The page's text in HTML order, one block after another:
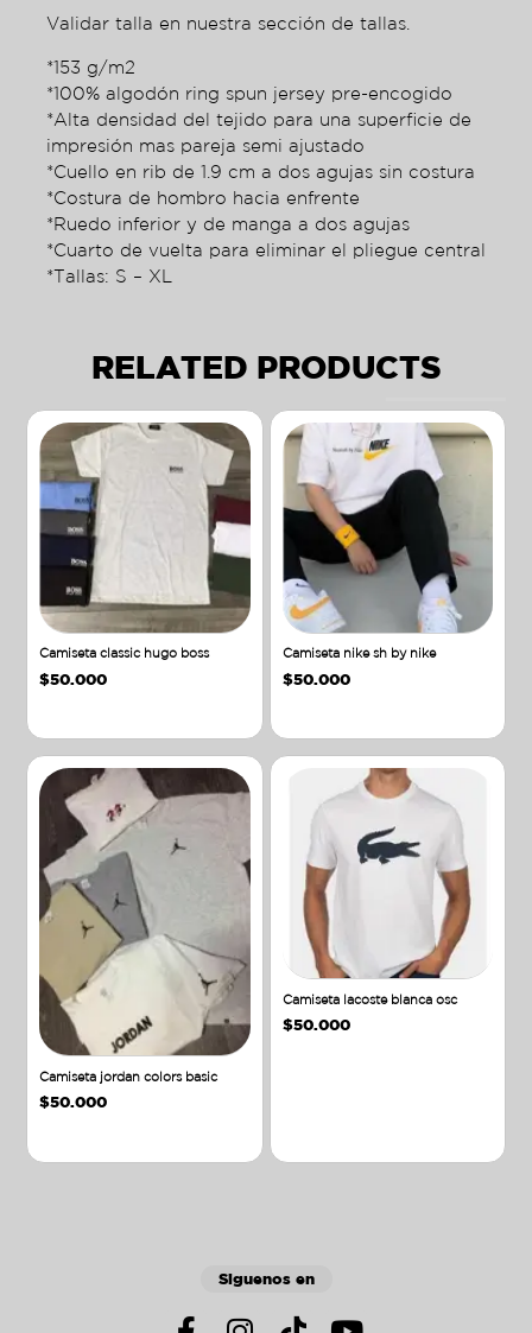
Validar talla en nuestra sección de tallas.
*153 g/m2
*100% algodón ring spun jersey pre-encogido
*Alta densidad del tejido para una superficie de
impresión mas pareja semi ajustado
*Cuello en rib de 1.9 cm a dos agujas sin costura
*Costura de hombro hacia enfrente
*Ruedo inferior y de manga a dos agujas
*Cuarto de vuelta para eliminar el pliegue central
*Tallas: S – XL
RELATED PRODUCTS
Camiseta classic hugo boss
$50.000
Camiseta nike sh by nike
$50.000
Camiseta jordan colors basic
$50.000
Camiseta lacoste blanca osc
$50.000
Siguenos en